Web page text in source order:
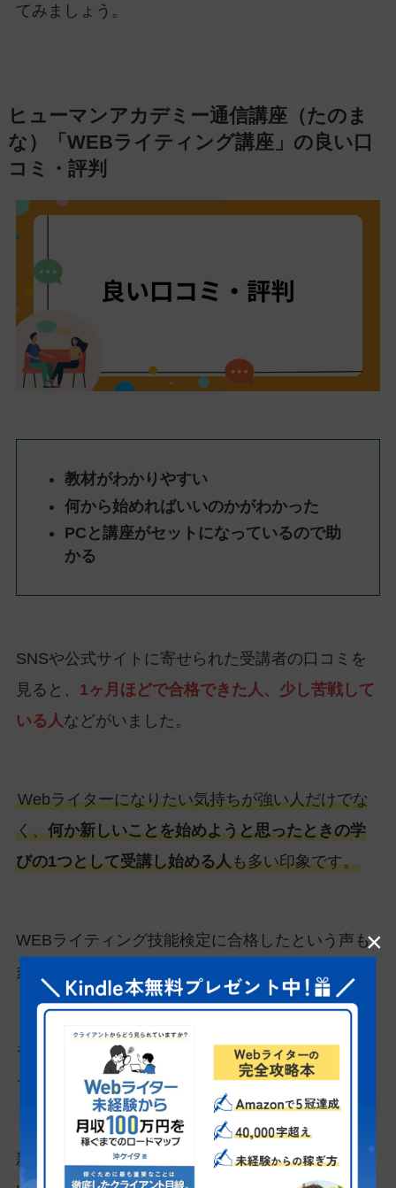
てみましょう。
ヒューマンアカデミー通信講座（たのま
な）「WEBライティング講座」の良い口
コミ・評判
教材がわかりやすい
何から始めればいいのかがわかった
PCと講座がセットになっているので助
かる
SNSや公式サイトに寄せられた受講者の口コミを
見ると、 1ヶ月ほどで合格できた人、少し苦戦して
いる人などがいました。
Webライターになりたい気持ちが強い人だけでな
く、何か新しいことを始めようと思ったときの学
びの1つとして受講し始める人も多い印象です。
WEBライティング技能検定に合格したという声も
多く見られました。
キャンペーンによって、受講料金が安くなったタ
イミングで受講し始める人も多くいます。
新しい一歩を踏み出したい人にとって、始めやす
×